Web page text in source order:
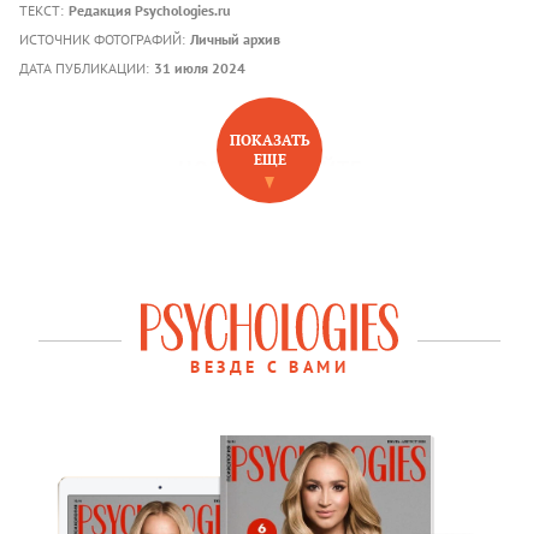
ТЕКСТ: Редакция Psychologies.ru
ИСТОЧНИК ФОТОГРАФИЙ: Личный архив
ДАТА ПУБЛИКАЦИИ: 31 июля 2024
НОВОЕ НА САЙТЕ
ПОКАЗАТЬ
ЕЩЕ
ВЕЗДЕ С ВАМИ